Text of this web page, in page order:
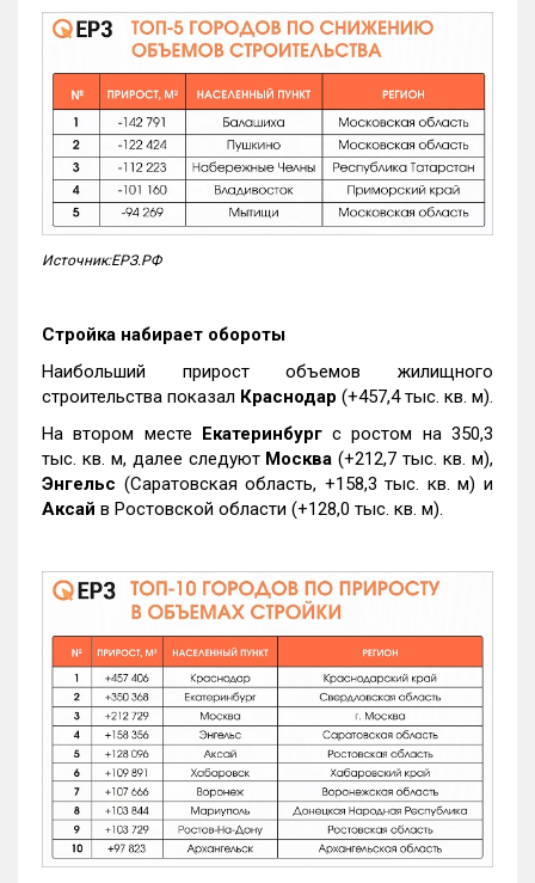
Источник:ЕРЗ.РФ
Стройка набирает обороты
Наибольший прирост объемов жилищного
строительства показал Краснодар (+457,4 тыс. кв. м).
На втором месте Екатеринбургс ростом на 350,3
тыс. кв. м, далее следуют Москва (+212,7 тыс. кв. м),
Энгельс (Саратовская область, +158,3 тыс. кв. м) и
Аксай в Ростовской области (+128,0 тыс. кв. м).